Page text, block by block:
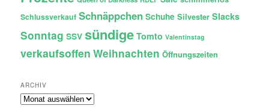
Schlussverkauf Schnäppchen Schuhe Silvester Slacks
Sonntag SSV sündige Tomto Valentinstag
verkaufsoffen Weihnachten Öffnungszeiten
ARCHIV
Archiv